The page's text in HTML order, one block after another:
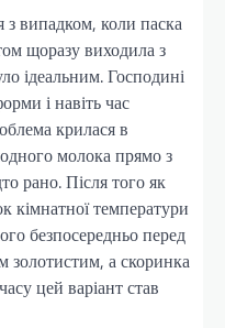
випадком, коли паска
щоразу виходила з
ідеальним. Господині
і навіть час
крилася в
молока прямо з
рано. Після того як
кімнатної температури
безпосередньо перед
золотистим, а скоринка
цей варіант став